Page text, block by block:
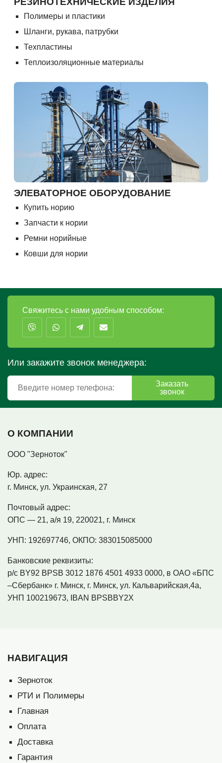
Полимеры и пластики
Шланги, рукава, патрубки
Техпластины
Теплоизоляционные материалы
ЭЛЕВАТОРНОЕ ОБОРУДОВАНИЕ
Купить норию
Запчасти к нории
Ремни норийные
Ковши для нории
Свяжитесь с нами удобным способом:
Или закажите звонок менеджера:
Заказать
звонок
О КОМПАНИИ
ООО "Зерноток"
Юр. адрес:
г. Минск, ул. Украинская, 27
Почтовый адрес:
ОПС — 21, а/я 19, 220021, г. Минск
УНП: 192697746, ОКПО: 383015085000
Банковские реквизиты:
р/с BY92 BPSB 3012 1876 4501 4933 0000, в ОАО «БПС
–Сбербанк» г. Минск, г. Минск, ул. Кальварийская,4а,
УНП 100219673, IBAN BPSBBY2X
НАВИГАЦИЯ
Зерноток
РТИ и Полимеры
Главная
Оплата
Доставка
Гарантия